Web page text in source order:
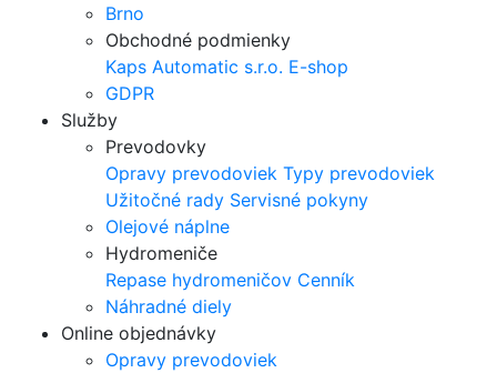
Brno
Obchodné podmienky
Kaps Automatic s.r.o. E-shop
GDPR
Služby
Prevodovky
Opravy prevodoviek Typy prevodoviek
Užitočné rady Servisné pokyny
Olejové náplne
Hydromeniče
Repase hydromeničov Cenník
Náhradné diely
Online objednávky
Opravy prevodoviek